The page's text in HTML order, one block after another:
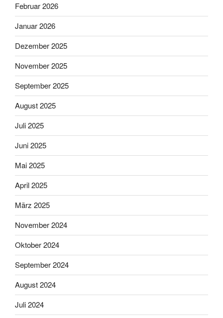
Februar 2026
Januar 2026
Dezember 2025
November 2025
September 2025
August 2025
Juli 2025
Juni 2025
Mai 2025
April 2025
März 2025
November 2024
Oktober 2024
September 2024
August 2024
Juli 2024